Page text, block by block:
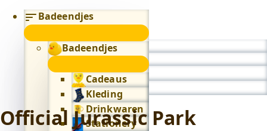
Badeendjes
Badeendjes
Cadeaus
Kleding
Drinkwaren
Stationery
Official Jurassic Park